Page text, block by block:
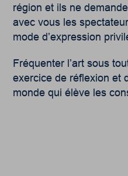
région et ils ne
avec vous les
mode d’expression
Fréquenter l’art sous
exercice de réflexion et
monde qui élève les